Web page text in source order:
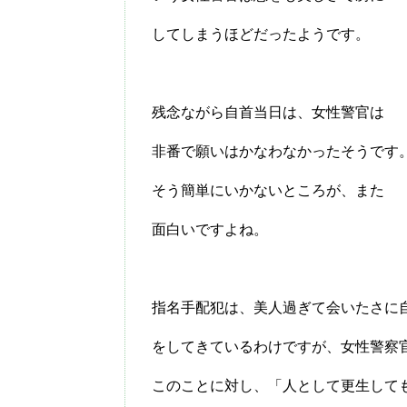
してしまうほどだったようです。
残念ながら自首当日は、女性警官は
非番で願いはかなわなかったそうです。
そう簡単にいかないところが、また
面白いですよね。
指名手配犯は、美人過ぎて会いたさに
をしてきているわけですが、女性警察
このことに対し、「人として更生して